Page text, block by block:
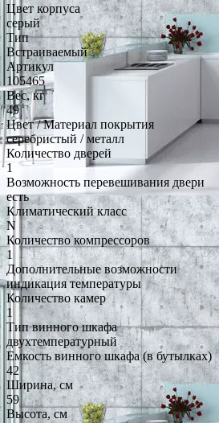
Цвет корпуса
серый
Тип
Встраиваемый
Артикул
105465
Вес, кг
49
Цвет / Материал покрытия
серебристый / металл
Количество дверей
1
Возможность перевешивания двери
есть
Климатический класс
N
Количество компрессоров
1
Дополнительные возможности
индикация температуры
Количество камер
1
Тип винного шкафа
двухтемпературный
Емкость винного шкафа (в бутылках)
42
Ширина, см
59
Высота, см